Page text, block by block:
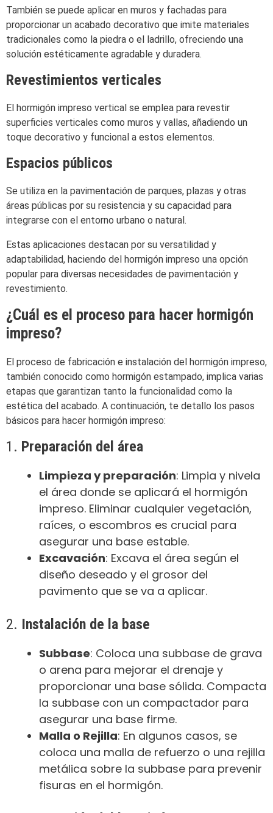
También se puede aplicar en muros y fachadas para
proporcionar un acabado decorativo que imite materiales
tradicionales como la piedra o el ladrillo, ofreciendo una
solución estéticamente agradable y duradera.
Revestimientos verticales
El hormigón impreso vertical se emplea para revestir
superficies verticales como muros y vallas, añadiendo un
toque decorativo y funcional a estos elementos.
Espacios públicos
Se utiliza en la pavimentación de parques, plazas y otras
áreas públicas por su resistencia y su capacidad para
integrarse con el entorno urbano o natural.
Estas aplicaciones destacan por su versatilidad y
adaptabilidad, haciendo del hormigón impreso una opción
popular para diversas necesidades de pavimentación y
revestimiento.
¿Cuál es el proceso para hacer hormigón
impreso?
El proceso de fabricación e instalación del hormigón impreso,
también conocido como hormigón estampado, implica varias
etapas que garantizan tanto la funcionalidad como la
estética del acabado. A continuación, te detallo los pasos
básicos para hacer hormigón impreso:
1. Preparación del área
Limpieza y preparación: Limpia y nivela
el área donde se aplicará el hormigón
impreso. Eliminar cualquier vegetación,
raíces, o escombros es crucial para
asegurar una base estable.
Excavación: Excava el área según el
diseño deseado y el grosor del
pavimento que se va a aplicar.
2. Instalación de la base
Subbase: Coloca una subbase de grava
o arena para mejorar el drenaje y
proporcionar una base sólida. Compacta
la subbase con un compactador para
asegurar una base firme.
Malla o Rejilla: En algunos casos, se
coloca una malla de refuerzo o una rejilla
metálica sobre la subbase para prevenir
fisuras en el hormigón.